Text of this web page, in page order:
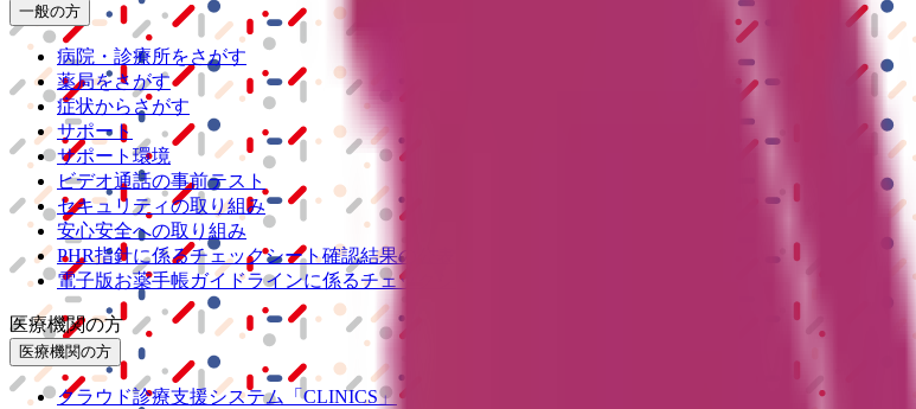
一般の方
病院・診療所をさがす
薬局をさがす
症状からさがす
サポート
サポート環境
ビデオ通話の事前テスト
セキュリティの取り組み
安心安全への取り組み
PHR指針に係るチェックシート確認結果の公表
電子版お薬手帳ガイドラインに係るチェックシート確認結果の公表
医療機関の方
医療機関の方
クラウド診療支援システム
「CLINICS」